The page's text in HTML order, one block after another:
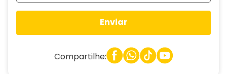
Enviar
Compartilhe: